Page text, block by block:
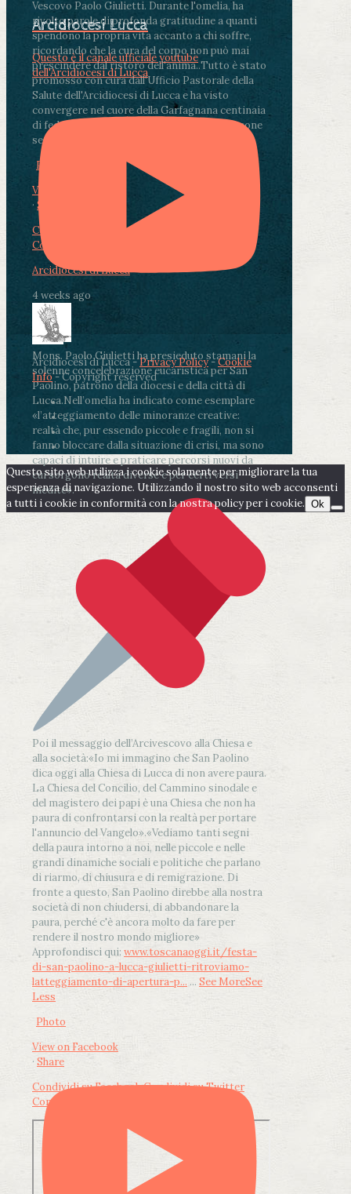
Vescovo Paolo Giulietti. Durante l'omelia, ha
rivolto parole di profonda gratitudine a quanti
spendono la propria vita accanto a chi soffre,
ricordando che la cura del corpo non può mai
prescindere dal ristoro dell'anima..Tutto è stato
promosso con cura dall'Ufficio Pastorale della
Salute dell'Arcidiocesi di Lucca e ha visto
convergere nel cuore della Garfagnana centinaia
di fedeli, operatori sanitari, volontari e persone
segnate dalla malattia.
Photo
View on Facebook
· Share
Condividi su Facebook
Condividi su LinkedIn
Arcidiocesi di Lucca
4 weeks ago
Mons. Paolo Giulietti ha presieduto stamani la
solenne concelebrazione eucaristica per San
Paolino, patrono della diocesi e della città di
Lucca.Nell’omelia ha indicato come esemplare
«l’atteggiamento delle minoranze creative:
realtà che, pur essendo piccole e fragili, non si
fanno bloccare dalla situazione di crisi, ma sono
capaci di intuire e praticare percorsi nuovi da
cui sorgono realtà diverse e per certi versi
inedite».
Poi il messaggio dell’Arcivescovo alla Chiesa e
alla società:«Io mi immagino che San Paolino
dica oggi alla Chiesa di Lucca di non avere paura.
La Chiesa del Concilio, del Cammino sinodale e
del magistero dei papi è una Chiesa che non ha
paura di confrontarsi con la realtà per portare
l'annuncio del Vangelo».«Vediamo tanti segni
della paura intorno a noi, nelle piccole e nelle
grandi dinamiche sociali e politiche che parlano
di riarmo, di chiusura e di remigrazione. Di
fronte a questo, San Paolino direbbe alla nostra
società di non chiudersi, di abbandonare la
paura, perché c'è ancora molto da fare per
rendere il nostro mondo migliore»
Approfondisci qui: www.toscanaoggi.it/festa-
di-san-paolino-a-lucca-giulietti-ritroviamo-
latteggiamento-di-apertura-p... ... See MoreSee
Less
Photo
View on Facebook
· Share
Condividi su FacebookCondividi su Twitter
Condividi su LinkedIn
Arcidiocesi Lucca
Questo è il canale ufficiale youtube
dell'Arcidiocesi di Lucca
Arcidiocesi di Lucca -Privacy Policy-Cookie
Info- Copyright reserved
Questo sito web utilizza i cookie solamente per migliorare la tua
esperienza di navigazione. Utilizzando il nostro sito web acconsenti
a tutti i cookie in conformità con la nostra policy per i cookie. Ok